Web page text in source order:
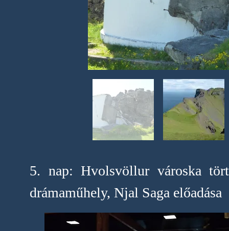
5. nap: Hvolsvöllur városka
drámaműhely, Njal Saga előadása